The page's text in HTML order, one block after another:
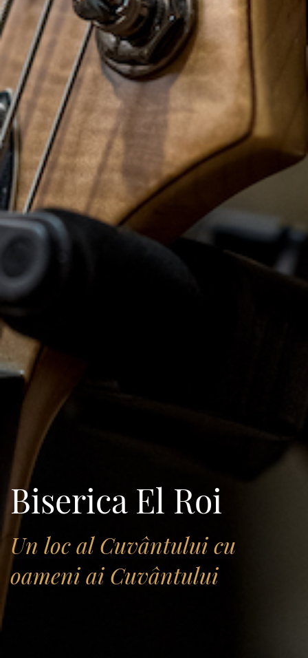
Biserica El Roi
Un loc al Cuvântului cu
oameni ai Cuvântului